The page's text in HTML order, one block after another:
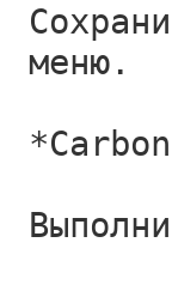
меню.